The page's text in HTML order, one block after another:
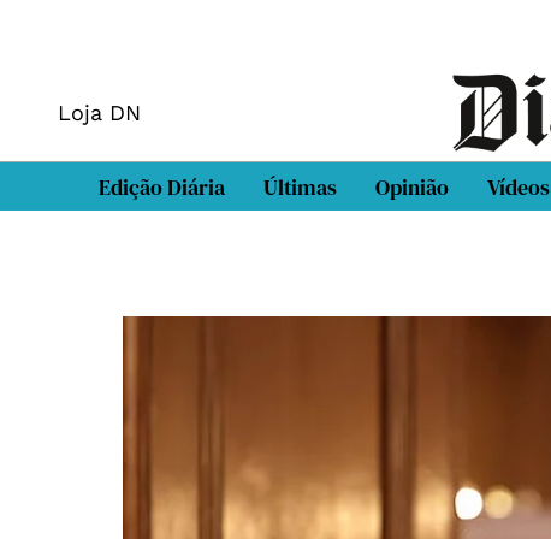
Loja DN
Edição Diária Últimas Opinião Vídeos